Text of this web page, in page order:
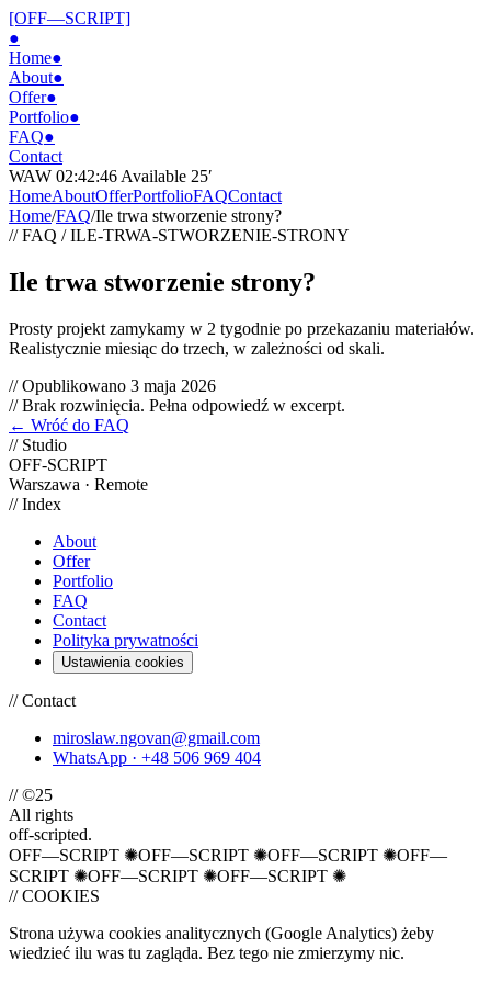
[OFF—SCRIPT]
●
Home●
About●
Offer●
Portfolio●
FAQ●
Contact
WAW 02:42:46 Available 25′
HomeAboutOfferPortfolioFAQContact
Home/FAQ/Ile trwa stworzenie strony?
// FAQ /ILE-TRWA-STWORZENIE-STRONY
Ile trwa stworzenie strony?
Prosty projekt zamykamy w 2 tygodnie po przekazaniu materiałów.
Realistycznie miesiąc do trzech, w zależności od skali.
// Opublikowano 3 maja 2026
// Brak rozwinięcia. Pełna odpowiedź w excerpt.
← Wróć do FAQ
// Studio
OFF-SCRIPT
Warszawa · Remote
// Index
About
Offer
Portfolio
FAQ
Contact
Polityka prywatności
Ustawienia cookies
// Contact
miroslaw.ngovan@gmail.com
WhatsApp · +48 506 969 404
// ©25
All rights
off-scripted.
OFF—SCRIPT ✺OFF—SCRIPT ✺OFF—SCRIPT ✺OFF—
SCRIPT ✺OFF—SCRIPT ✺OFF—SCRIPT ✺
// COOKIES
Strona używa cookies analitycznych (Google Analytics) żeby
wiedzieć ilu was tu zagląda. Bez tego nie zmierzymy nic.